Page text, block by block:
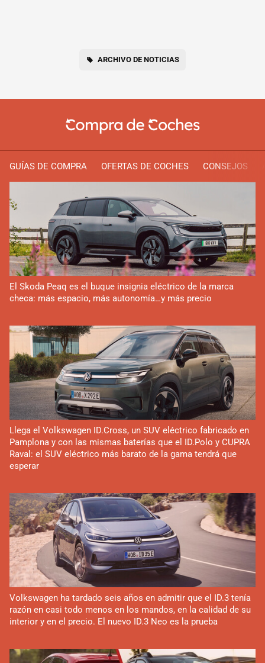
ARCHIVO DE NOTICIAS
GUÍAS DE COMPRA OFERTAS DE COCHES CONSEJOS
El Skoda Peaq es el buque insignia eléctrico de la marca
checa: más espacio, más autonomía…y más precio
Llega el Volkswagen ID.Cross, un SUV eléctrico fabricado en
Pamplona y con las mismas baterías que el ID.Polo y CUPRA
Raval: el SUV eléctrico más barato de la gama tendrá que
esperar
Volkswagen ha tardado seis años en admitir que el ID.3 tenía
razón en casi todo menos en los mandos, en la calidad de su
interior y en el precio. El nuevo ID.3 Neo es la prueba